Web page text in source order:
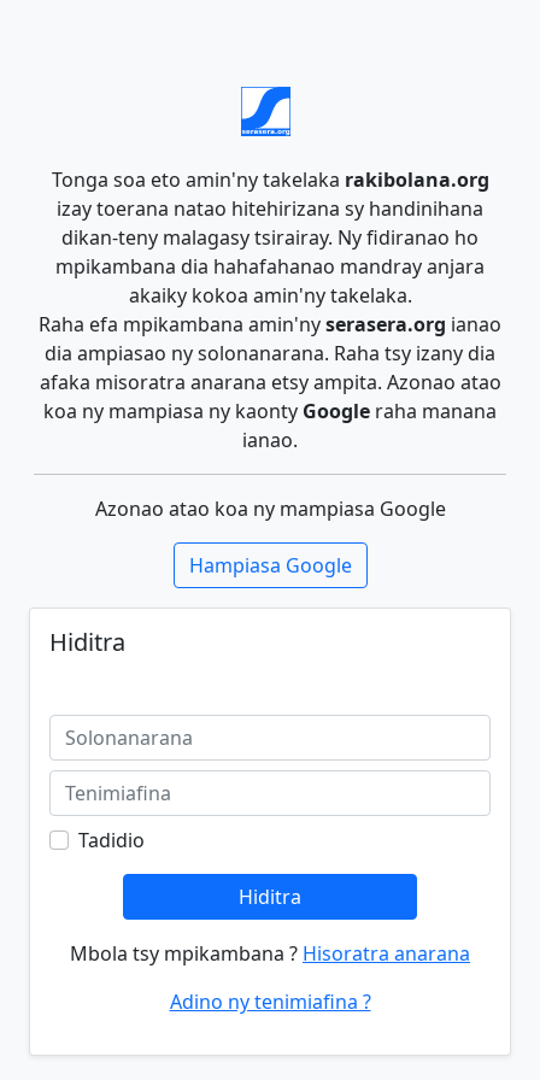
Tonga soa eto amin'ny takelaka rakibolana.org
izay toerana natao hitehirizana sy handinihana
dikan-teny malagasy tsirairay. Ny fidiranao ho
mpikambana dia hahafahanao mandray anjara
akaiky kokoa amin'ny takelaka.
Raha efa mpikambana amin'nyserasera.org ianao
dia ampiasao ny solonanarana. Raha tsy izany dia
afaka misoratra anarana etsy ampita. Azonao atao
koa ny mampiasa ny kaonty Google raha manana
ianao.
Azonao atao koa ny mampiasa Google
Hampiasa Google
Hiditra
Tadidio
Hiditra
Mbola tsy mpikambana ? Hisoratra anarana
Adino ny tenimiafina ?